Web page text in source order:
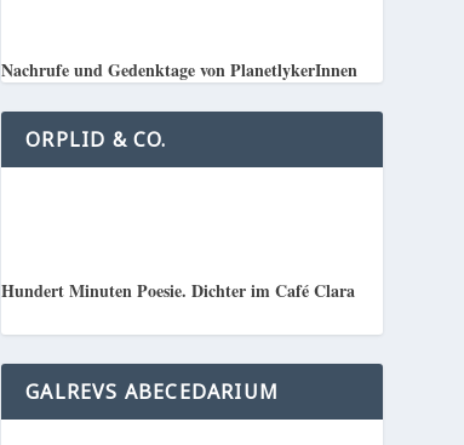
Nachrufe und Gedenktage von PlanetlykerInnen
ORPLID & CO.
Hundert Minuten Poesie. Dichter im Café Clara
GALREVS ABECEDARIUM